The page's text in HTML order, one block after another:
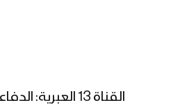
القناة 13 العبرية: الدفاعات الجوية الإسرائيلية تستنفر جنوب فلسطين المحتلة (إيلات) تخوفاً من هجمات صاروخية من اليمن